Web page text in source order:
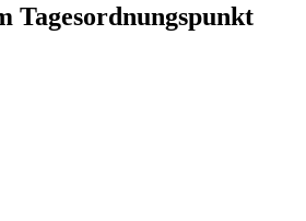
Tagesordnungspunkt